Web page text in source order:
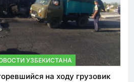
УЗБЕКИСТАНА
на ходу грузовик